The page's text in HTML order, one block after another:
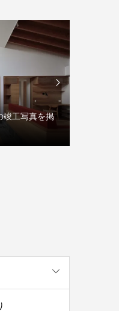
目中地区第一種
スリリース
